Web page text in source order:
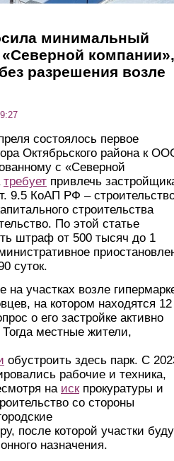
минимальный
компании»,
разрешения возле
состоялось первое
Октябрьского района к
с «Северной
требует привлечь
9.5 КоАП РФ –
строительства
По этой статье
штраф от 500 тысяч до 1
суток.
на участках возле
на котором находятся 12
о его застройке активно
местные жители,
обустроить здесь парк. С
рабочие и техника,
на искпрокуратуры и
со стороны
после которой участки
назначения.